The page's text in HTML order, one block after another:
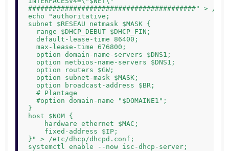
#########################################"
echo "authoritative;
subnet $RESEAU netmask $MASK {
  range $DHCP_DEBUT $DHCP_FIN;
  default-lease-time 86400;
  max-lease-time 676800;
  option domain-name-servers $DNS1;
  option netbios-name-servers $DNS1;
  option routers $GW;
  option subnet-mask $MASK;
  option broadcast-address $BR;
  # Plantage
  #option domain-name "$DOMAINE1";
}
host $NOM {
    hardware ethernet $MAC;
    fixed-address $IP;
}" > /etc/dhcp/dhcpd.conf;
systemctl enable --now isc-dhcp-server;